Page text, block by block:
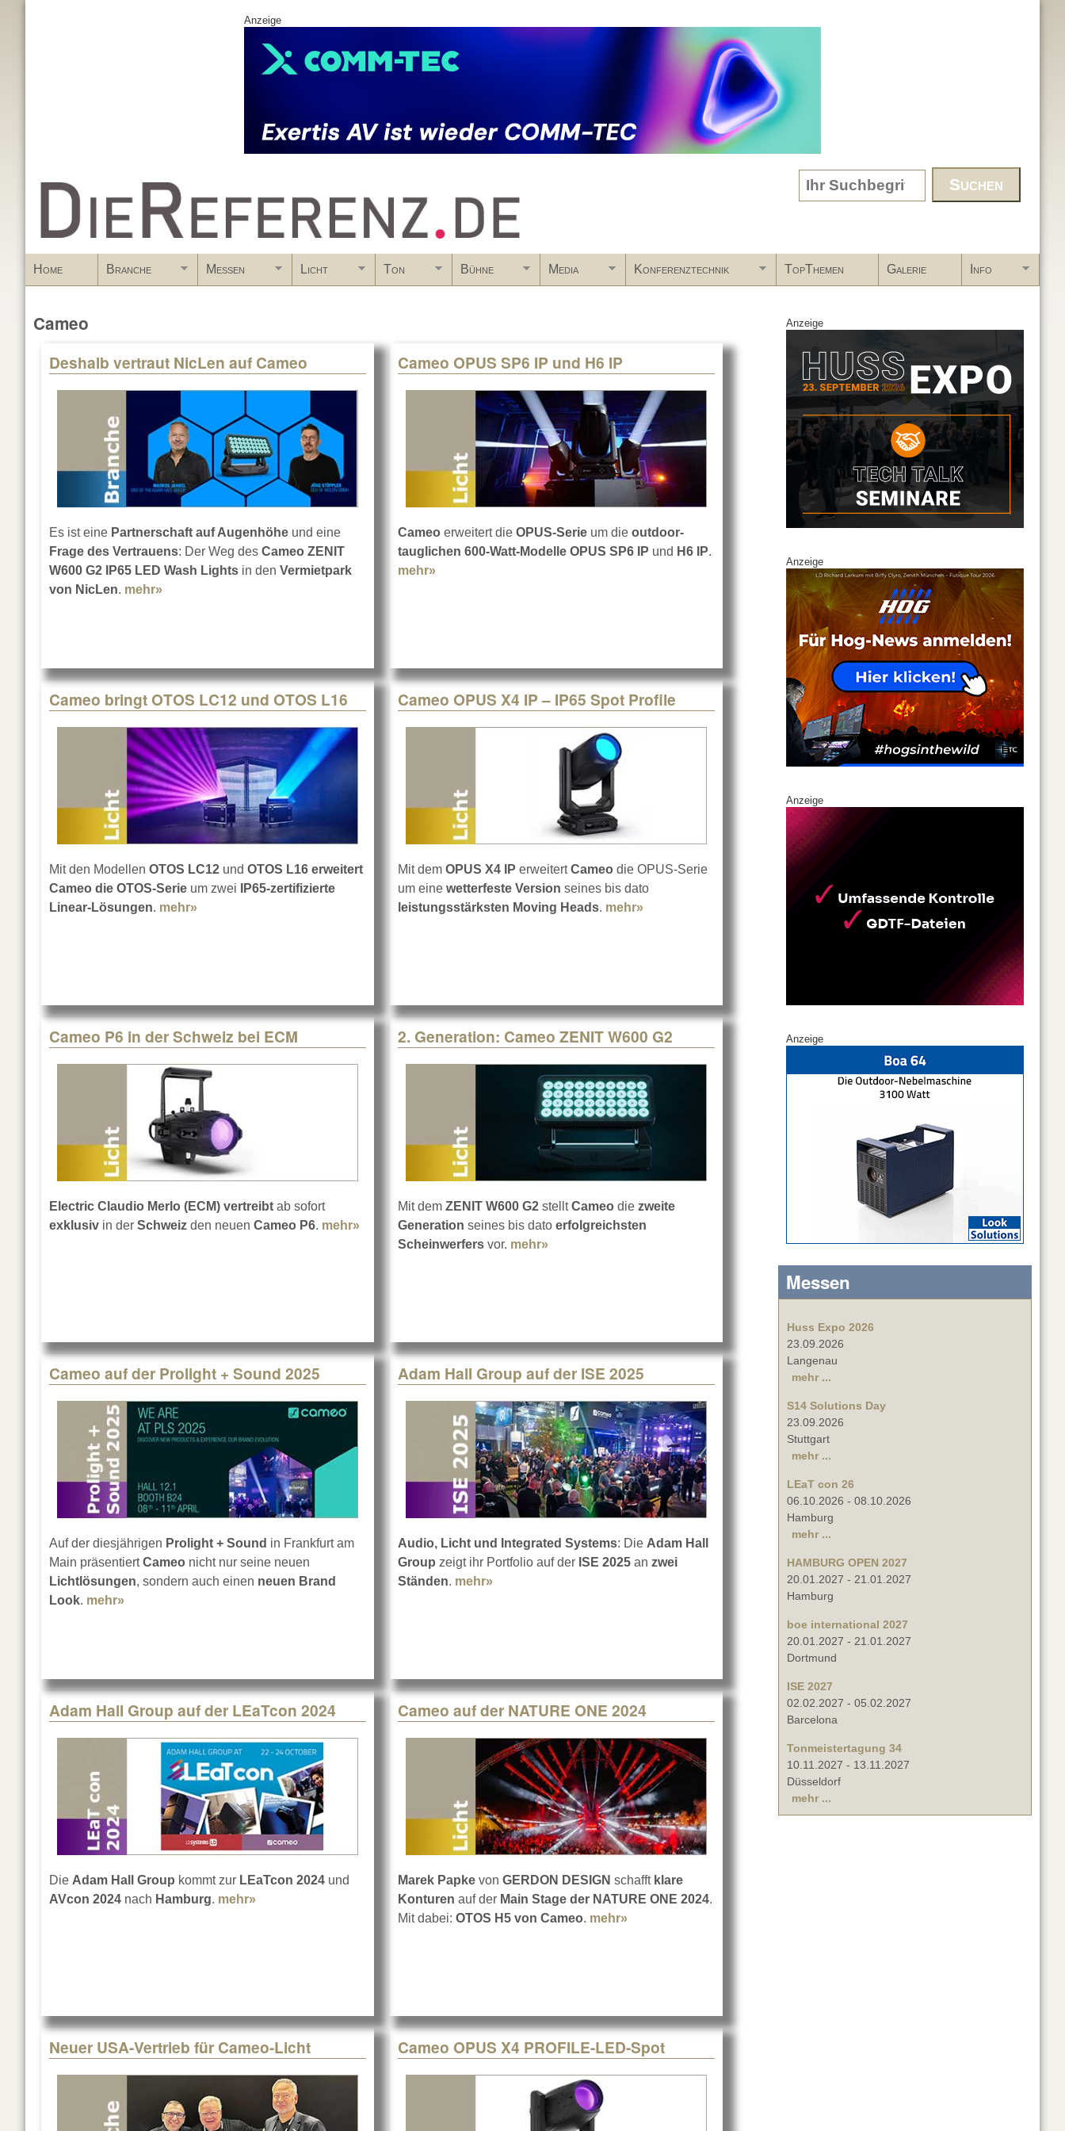
Anzeige
www.DieReferenz.de Search form
Home Branche Messen Licht Ton Bühne Media Konferenztechnik TopThemen Galerie Info
Cameo
Deshalb vertraut NicLen auf Cameo
Es ist eine Partnerschaft auf Augenhöhe und eine
Frage des Vertrauens: Der Weg des Cameo ZENIT
W600 G2 IP65 LED Wash Lights in den Vermietpark
von NicLen. mehr»
Cameo OPUS SP6 IP und H6 IP
Cameo erweitert die OPUS-Serie um die outdoor-
tauglichen 600-Watt-Modelle OPUS SP6 IP und H6 IP.
mehr»
Cameo bringt OTOS LC12 und OTOS L16
Mit den Modellen OTOS LC12 und OTOS L16 erweitert
Cameo die OTOS-Serie um zwei IP65-zertifizierte
Linear-Lösungen. mehr» about Cameo bringt OTOS LC12 und OTOS L16
Cameo OPUS X4 IP – IP65 Spot Profile
Mit dem OPUS X4 IP erweitertCameo die OPUS-Serie
um eine wetterfeste Version seines bis dato
leistungsstärksten Moving Heads. mehr» about Cameo OPUS X4 IP – IP65 Spot Profile
Cameo P6 in der Schweiz bei ECM
Electric Claudio Merlo (ECM) vertreibt ab sofort
exklusiv in der Schweiz den neuen Cameo P6. mehr» about Cameo P6 in der Schweiz bei ECM
2. Generation: Cameo ZENIT W600 G2
Mit dem ZENIT W600 G2 stelltCameo die zweite
Generation seines bis dato erfolgreichsten
Scheinwerfers vor. mehr» about 2. Generation: Cameo ZENIT W600 G2
Cameo auf der Prolight + Sound 2025
Auf der diesjährigen Prolight + Sound in Frankfurt am
Main präsentiertCameo nicht nur seine neuen
Lichtlösungen, sondern auch einen neuen Brand
Look. mehr»
Adam Hall Group auf der ISE 2025
Audio, Licht und Integrated Systems: Die Adam Hall
Group zeigt ihr Portfolio auf der ISE 2025 an zwei
Ständen. mehr»
Adam Hall Group auf der LEaTcon 2024
Die Adam Hall Group kommt zur LEaTcon 2024 und
AVcon 2024 nach Hamburg. mehr» about Adam Hall Group auf der LEaTcon 2024
Cameo auf der NATURE ONE 2024
Marek Papke von GERDON DESIGN schafft klare
Konturen auf der Main Stage der NATURE ONE 2024.
Mit dabei: OTOS H5 von Cameo. mehr»
Neuer USA-Vertrieb für Cameo-Licht Cameo OPUS X4 PROFILE-LED-Spot
Pages
Anzeige
Anzeige
Anzeige
Anzeige
Messen
Huss Expo 2026
23.09.2026
Langenau
mehr ...
S14 Solutions Day
23.09.2026
Stuttgart
mehr ...
LEaT con 26
06.10.2026 - 08.10.2026
Hamburg
mehr ...
HAMBURG OPEN 2027
20.01.2027 - 21.01.2027
Hamburg
boe international 2027
20.01.2027 - 21.01.2027
Dortmund
ISE 2027
02.02.2027 - 05.02.2027
Barcelona
Tonmeistertagung 34
10.11.2027 - 13.11.2027
Düsseldorf
mehr ...